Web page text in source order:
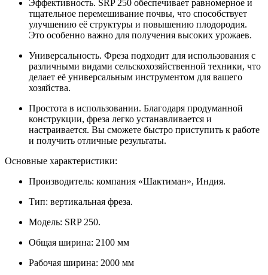
Эффективность. SRP 250 обеспечивает равномерное и
тщательное перемешивание почвы, что способствует
улучшению её структуры и повышению плодородия.
Это особенно важно для получения высоких урожаев.
Универсальность. Фреза подходит для использования с
различными видами сельскохозяйственной техники, что
делает её универсальным инструментом для вашего
хозяйства.
Простота в использовании. Благодаря продуманной
конструкции, фреза легко устанавливается и
настраивается. Вы сможете быстро приступить к работе
и получить отличные результаты.
Основные характеристики:
Производитель: компания «Шактиман», Индия.
Тип: вертикальная фреза.
Модель: SRP 250.
Общая ширина: 2100 мм
Рабочая ширина: 2000 мм